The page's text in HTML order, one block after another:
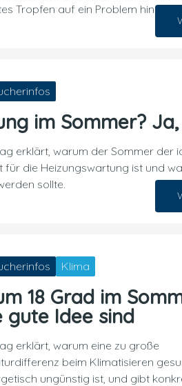
Tropfen auf ein Problem
im Sommer?
erklärt, warum der Sommer der
für die Heizungswartung ist und
sollte.
Klima
18 Grad im
gute Idee sind
erklärt, warum eine zu große
beim Klimatisieren
ungünstig ist, und gibt